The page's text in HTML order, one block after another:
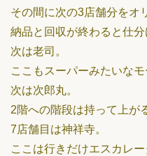
その間に次の3店舗分をオ
納品と回収が終わると仕分
次は老司。
ここもスーパーみたいなモ
次は次郎丸。
2階への階段は持って上が
7店舗目は神祥寺。
ここは行きだけエスカレ